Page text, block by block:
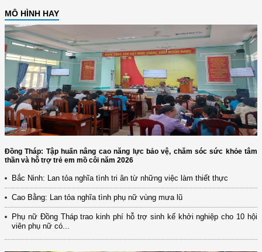
MÔ HÌNH HAY
Đồng Tháp: Tập huấn nâng cao năng lực bảo vệ, chăm sóc sức khỏe tâm
thần và hỗ trợ trẻ em mồ côi năm 2026
Bắc Ninh: Lan tỏa nghĩa tình tri ân từ những việc làm thiết thực
Cao Bằng: Lan tỏa nghĩa tình phụ nữ vùng mưa lũ
Phụ nữ Đồng Tháp trao kinh phí hỗ trợ sinh kế khởi nghiệp cho 10 hội
viên phụ nữ có...